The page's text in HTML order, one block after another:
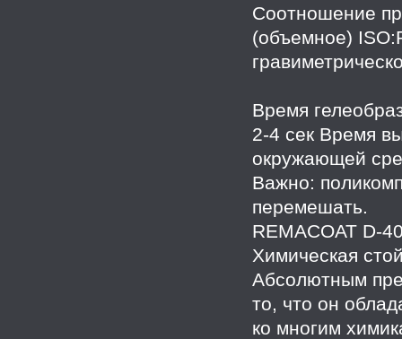
Соотношение
(объемное)
Время
2-4 сек Время
окружающей
Важно:
перемешать.
REMACOAT D-
Химическая
Абсолютным
то, что он
ко многим